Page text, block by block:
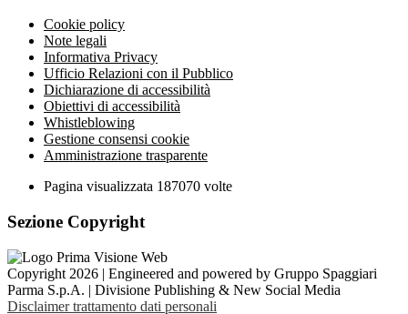
Cookie policy
Note legali
Informativa Privacy
Ufficio Relazioni con il Pubblico
Dichiarazione di accessibilità
Obiettivi di accessibilità
Whistleblowing
Gestione consensi cookie
Amministrazione trasparente
Pagina visualizzata 187070 volte
Sezione Copyright
Copyright 2026 | Engineered and powered by Gruppo Spaggiari
Parma S.p.A. | Divisione Publishing & New Social Media
Disclaimer trattamento dati personali